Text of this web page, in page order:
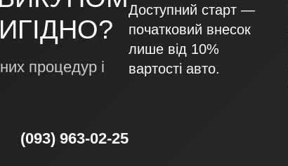
процедур і
(093) 963-02-25
Доступний старт —
початковий внесок
лише від 10%
вартості авто.